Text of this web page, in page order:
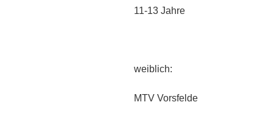
11-13 Jahre
weiblich:
MTV Vorsfelde